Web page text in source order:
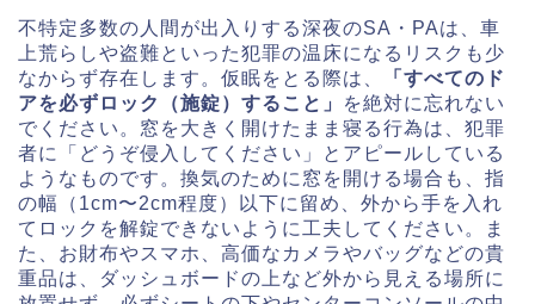
不特定多数の人間が出入りする深夜のSA・PAは、車
上荒らしや盗難といった犯罪の温床になるリスクも少
なからず存在します。仮眠をとる際は、
「すべてのド
アを必ずロック（施錠）すること」
を絶対に忘れない
でください。窓を大きく開けたまま寝る行為は、犯罪
者に「どうぞ侵入してください」とアピールしている
ようなものです。換気のために窓を開ける場合も、指
の幅（1cm〜2cm程度）以下に留め、外から手を入れ
てロックを解錠できないように工夫してください。ま
た、お財布やスマホ、高価なカメラやバッグなどの貴
重品は、ダッシュボードの上など外から見える場所に